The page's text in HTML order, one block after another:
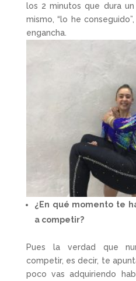
los 2 minutos que dura
mismo, “lo he
engancha.
¿En qué momento te
a competir?
Pues la verdad que
competir, es decir, te
poco vas adquiriendo